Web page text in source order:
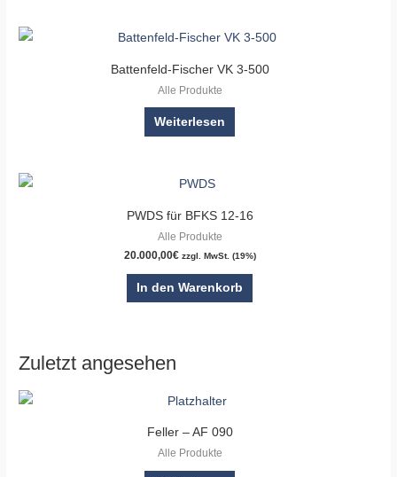
Battenfeld-Fischer VK 3-500
Alle Produkte
Weiterlesen
PWDS für BFKS 12-16
Alle Produkte
20.000,00€ zzgl. MwSt. (19%)
In den Warenkorb
Zuletzt angesehen
Feller – AF 090
Alle Produkte